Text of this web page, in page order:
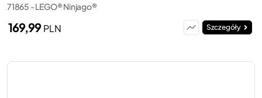
71865 - LEGO® Ninjago®
169,99PLN Szczegóły